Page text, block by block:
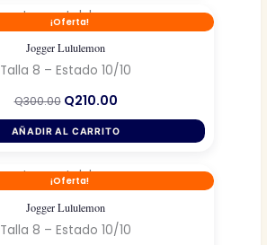
¡Oferta!
Jogger Lululemon
Talla 8 – Estado 10/10
Q300.00 El
original
era:
Q210.00El
actual
es:
AÑADIR AL CARRITO
¡Oferta!
Jogger Lululemon
Talla 8 – Estado 10/10